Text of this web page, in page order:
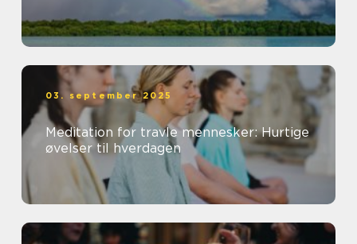
03. september 2025
Meditation for travle mennesker: Hurtige
øvelser til hverdagen